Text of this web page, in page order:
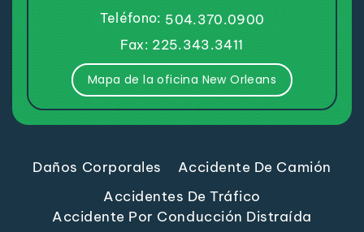
Teléfono: 504.370.0900
Fax: 225.343.3411
Mapa de la oficina New Orleans
Daños Corporales
Accidente De Camión
Accidentes De Tráfico
Accidente Por Conducción Distraída